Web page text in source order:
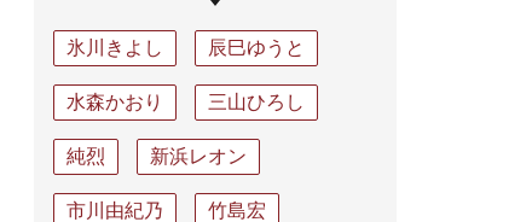
氷川きよし 辰巳ゆうと
水森かおり 三山ひろし
純烈 新浜レオン
市川由紀乃 竹島宏